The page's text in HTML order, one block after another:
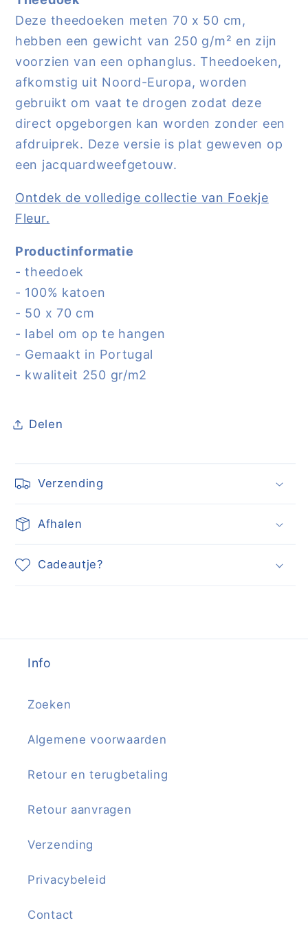
Deze theedoeken meten 70 x 50 cm,
hebben een gewicht van 250 g/m² en zijn
voorzien van een ophanglus. Theedoeken,
afkomstig uit Noord-Europa, worden
gebruikt om vaat te drogen zodat deze
direct opgeborgen kan worden zonder een
afdruiprek. Deze versie is plat geweven op
een jacquardweefgetouw.
Ontdek de volledige collectie van Foekje
Fleur.
Productinformatie
- theedoek
- 100% katoen
- 50 x 70 cm
- label om op te hangen
- Gemaakt in Portugal
- kwaliteit 250 gr/m2
Delen
Verzending
Afhalen
Cadeautje?
Info
Zoeken
Algemene voorwaarden
Retour en terugbetaling
Retour aanvragen
Verzending
Privacybeleid
Contact